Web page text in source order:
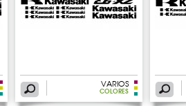
VARIOS
COLORES